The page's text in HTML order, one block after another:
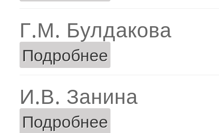
Г.М. Булдакова
Подробнее
И.В. Занина
Подробнее